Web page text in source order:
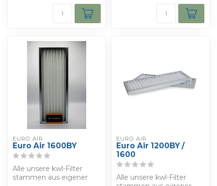
EURO AIR
Euro Air 1600BY
Alle unsere kwl-Filter
stammen aus eigener
EURO AIR
Euro Air 1200BY /
1600
Alle unsere kwl-Filter